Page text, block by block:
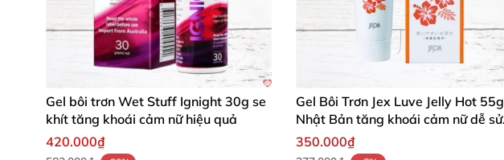
Gel bôi trơn Wet Stuff Ignight 30g se
khít tăng khoái cảm nữ hiệu quả
420.000₫
Gel Bôi Trơn Jex Luve Jelly Hot 55g
Nhật Bản tăng khoái cảm nữ dễ sử
dụng
350.000₫